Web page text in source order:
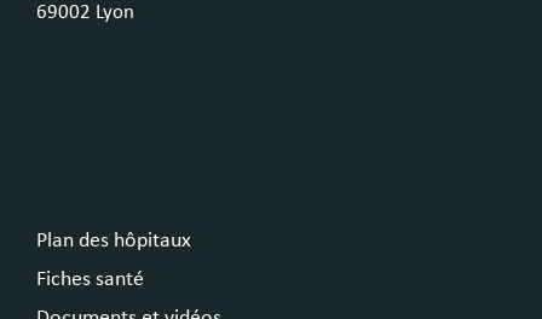
69002 Lyon
Plan des hôpitaux
Fiches santé